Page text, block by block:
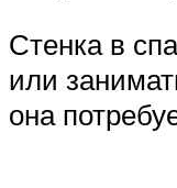
Стенка в
или
она